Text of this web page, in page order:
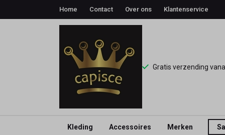
Home Contact Over ons Klantenservice
Gratis verzending
Kleding Accessoires Merken